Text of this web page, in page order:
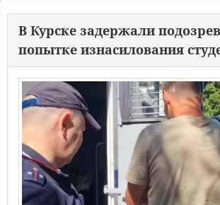
В Курске задержали
попытке изнасилования